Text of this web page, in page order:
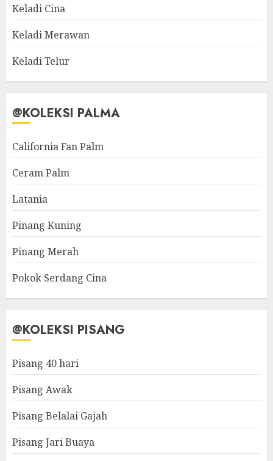
Keladi Cina
Keladi Merawan
Keladi Telur
@KOLEKSI PALMA
California Fan Palm
Ceram Palm
Latania
Pinang Kuning
Pinang Merah
Pokok Serdang Cina
@KOLEKSI PISANG
Pisang 40 hari
Pisang Awak
Pisang Belalai Gajah
Pisang Jari Buaya